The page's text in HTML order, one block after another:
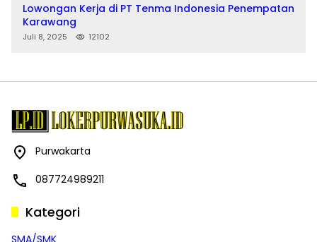
Lowongan Kerja di PT Tenma Indonesia Penempatan
Karawang
Juli 8, 2025 12102
Purwakarta
087724989211
Kategori
SMA/SMK